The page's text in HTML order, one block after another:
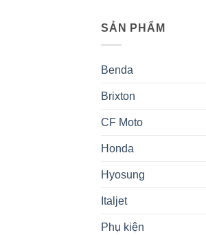
SẢN PHẨM
Benda
Brixton
CF Moto
Honda
Hyosung
Italjet
Phụ kiện